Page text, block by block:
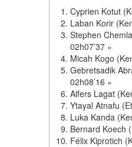
Cyprien Kotut
Laban Korir
Stephen
02h07’37 »
Micah Kogo
Gebretsadik
02h08’16 »
Alfers Lagat
Ytayal Atnafu
Luka Kanda
Bernard Koech
Félix Kiprotich